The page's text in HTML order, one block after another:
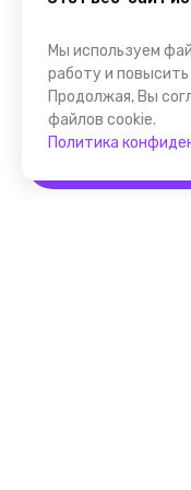
Мы используем
работу и
Продолжая, Вы
файлов cookie.
Политика